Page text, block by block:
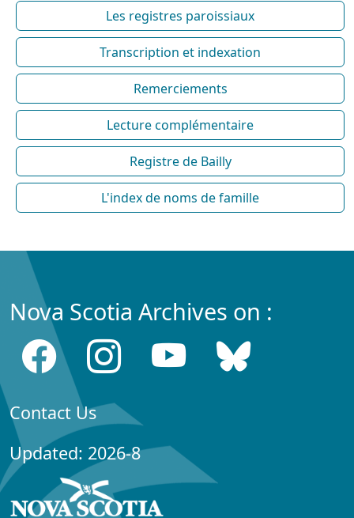
Les registres paroissiaux
Transcription et indexation
Remerciements
Lecture complémentaire
Registre de Bailly
L'index de noms de famille
Nova Scotia Archives on :
Contact Us
Updated: 2026-8